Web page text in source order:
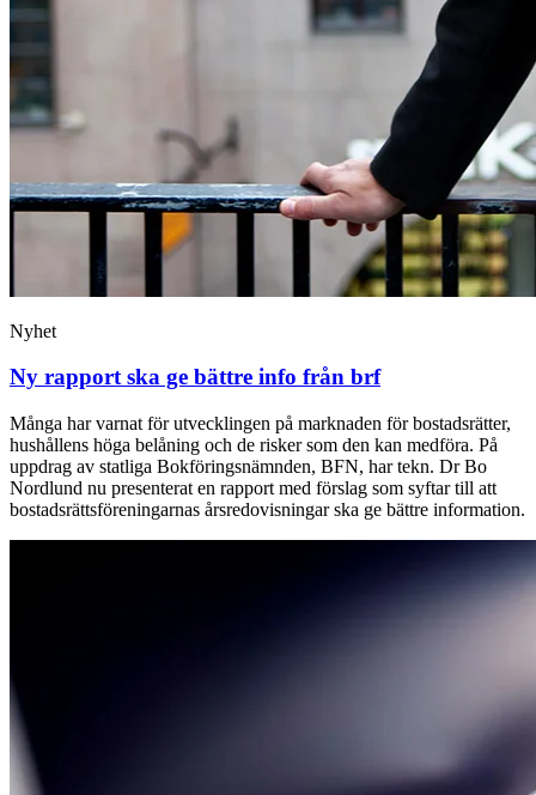
Nyhet
Ny rapport ska ge bättre info från brf
Många har varnat för utvecklingen på marknaden för bostadsrätter,
hushållens höga belåning och de risker som den kan medföra. På
uppdrag av statliga Bokföringsnämnden, BFN, har tekn. Dr Bo
Nordlund nu presenterat en rapport med förslag som syftar till att
bostadsrättsföreningarnas årsredovisningar ska ge bättre information.